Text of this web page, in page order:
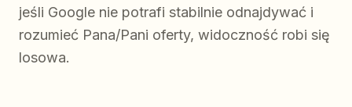
jeśli Google nie potrafi stabilnie odnajdywać i
rozumieć Pana/Pani oferty, widoczność robi się
losowa.